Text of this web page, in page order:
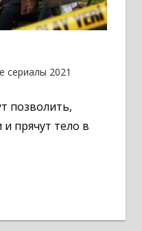
сериалы 2021
позволить,
прячут тело в